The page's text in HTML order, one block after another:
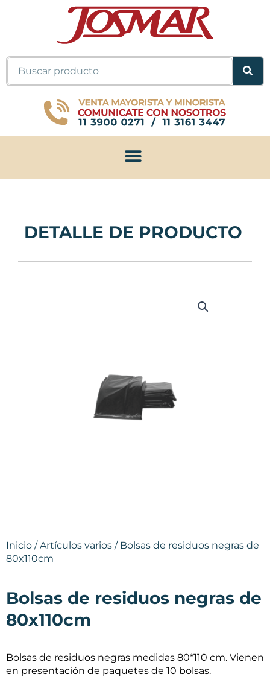
Buscar
DETALLE DE PRODUCTO
Inicio /Artículos varios / Bolsas de residuos negras de
80x110cm
Bolsas de residuos negras de
80x110cm
Bolsas de residuos negras medidas 80*110 cm. Vienen
en presentación de paquetes de 10 bolsas.